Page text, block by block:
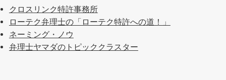
クロスリンク特許事務所
ローテク弁理士の「ローテク特許への道！」
ネーミング・ノウ
弁理士ヤマダのトピッククラスター